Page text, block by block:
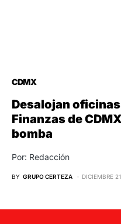
CDMX
Desalojan
Finanzas de
bomba
Por: Redacción
BY GRUPO CERTEZA DICIEMBRE